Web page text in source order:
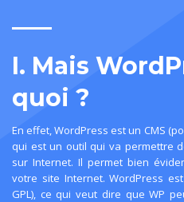
I. Mais
quoi ?
En effet, WordPress est un CMS
qui est un outil qui va permettre
sur Internet. Il permet bien
votre site Internet. WordPress
GPL), ce qui veut dire que WP